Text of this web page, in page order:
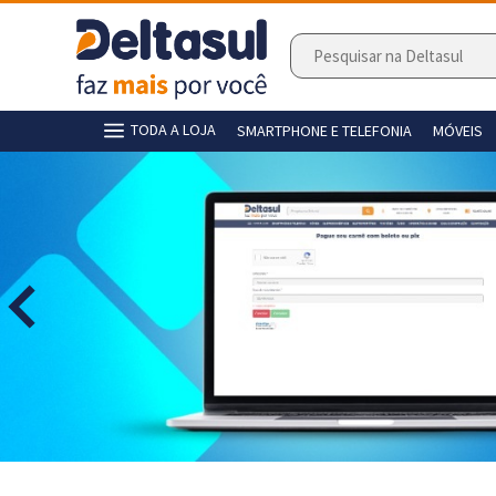
TODA A LOJA SMARTPHONE E TELEFONIA MÓVEIS